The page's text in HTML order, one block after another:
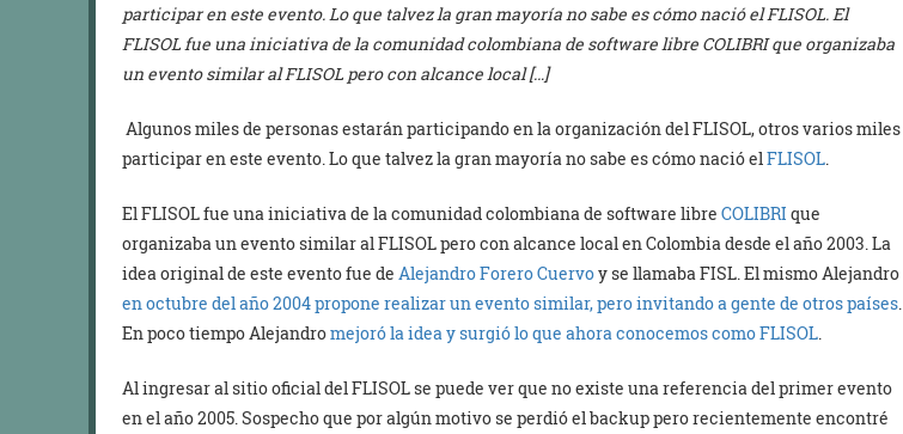
participar en este evento. Lo que talvez la gran mayoría no sabe es cómo nació el FLISOL. El
FLISOL fue una iniciativa de la comunidad colombiana de software libre COLIBRI que organizaba
un evento similar al FLISOL pero con alcance local […]
Algunos miles de personas estarán participando en la organización del FLISOL, otros varios miles
participar en este evento. Lo que talvez la gran mayoría no sabe es cómo nació elFLISOL.
El FLISOL fue una iniciativa de la comunidad colombiana de software libre COLIBRI que
organizaba un evento similar al FLISOL pero con alcance local en Colombia desde el año 2003. La
idea original de este evento fue de Alejandro Forero Cuervoy se llamaba FISL. El mismo Alejandro
en octubre del año 2004 propone realizar un evento similar, pero invitando a gente de otros países.
En poco tiempo Alejandromejoró la idea y surgió lo que ahora conocemos como FLISOL.
Al ingresar al sitio oficial del FLISOL se puede ver que no existe una referencia del primer evento
en el año 2005. Sospecho que por algún motivo se perdió el backup pero recientemente encontré